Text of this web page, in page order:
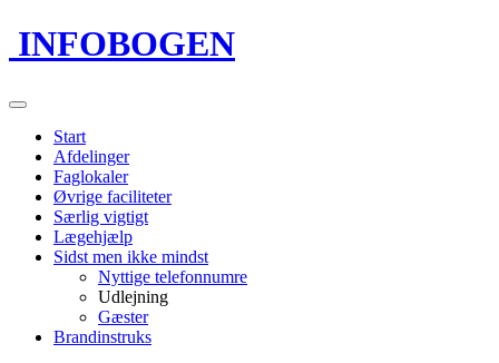
INFOBOGEN
Start
Afdelinger
Faglokaler
Øvrige faciliteter
Særlig vigtigt
Lægehjælp
Sidst men ikke mindst
Nyttige telefonnumre
Udlejning
Gæster
Brandinstruks